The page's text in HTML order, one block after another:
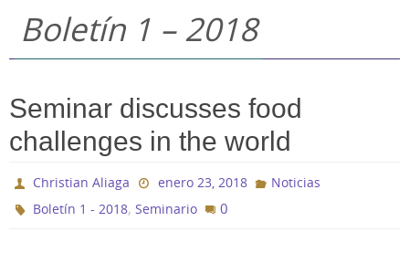
Boletín 1 – 2018
Seminar discusses food
challenges in the world
Christian Aliaga enero 23, 2018
Noticias
Boletín 1 - 2018,Seminario 0